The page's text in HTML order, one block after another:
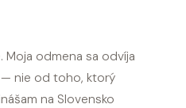
Moja odmena sa odvíja
nie od toho, ktorý
na Slovensko